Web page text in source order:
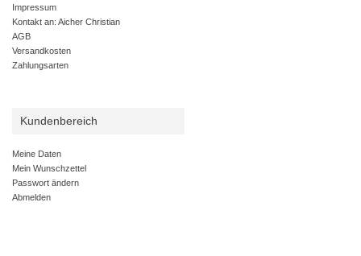
Impressum
Kontakt an: Aicher Christian
AGB
Versandkosten
Zahlungsarten
Kundenbereich
Meine Daten
Mein Wunschzettel
Passwort ändern
Abmelden